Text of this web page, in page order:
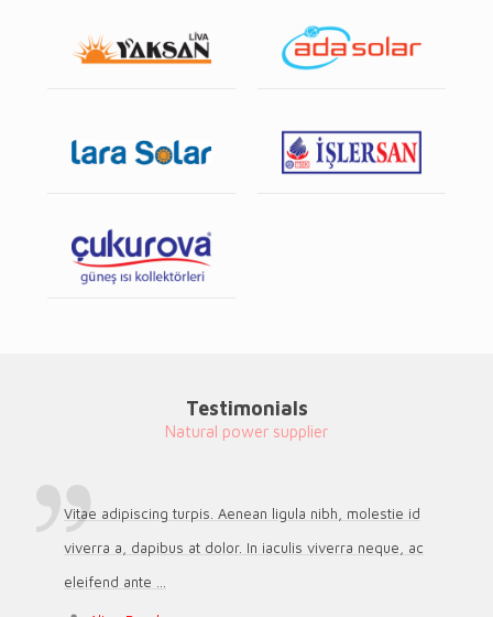
Testimonials
Natural power supplier
Vitae adipiscing turpis. Aenean ligula nibh, molestie id
viverra a, dapibus at dolor. In iaculis viverra neque, ac
eleifend ante ...